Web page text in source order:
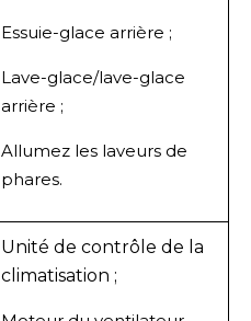
Essuie-glace arrière ;
Lave-glace/lave-glace
arrière ;
Allumez les laveurs de
phares.
Unité de contrôle de la
climatisation ;